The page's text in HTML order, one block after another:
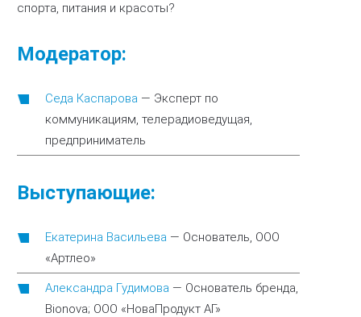
спорта, питания и красоты?
Модератор:
Седа Каспарова — Эксперт по
коммуникациям, телерадиоведущая,
предприниматель
Выступающие:
Екатерина Васильева — Основатель, ООО
«Артлео»
Александра Гудимова — Основатель бренда,
Bionova; ООО «НоваПродукт АГ»